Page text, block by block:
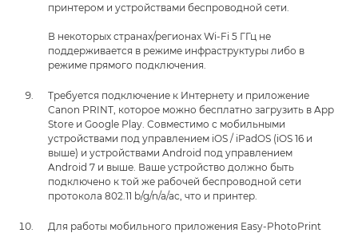
принтером и устройствами беспроводной сети.
В некоторых странах/регионах Wi-Fi 5 ГГц не
поддерживается в режиме инфраструктуры либо в
режиме прямого подключения.
Требуется подключение к Интернету и приложение
Canon PRINT, которое можно бесплатно загрузить в App
Store и Google Play. Совместимо с мобильными
устройствами под управлением iOS / iPadOS (iOS 16 и
выше) и устройствами Android под управлением
Android 7 и выше. Ваше устройство должно быть
подключено к той же рабочей беспроводной сети
протокола 802.11 b/g/n/a/ac, что и принтер.
Для работы мобильного приложения Easy-PhotoPrint